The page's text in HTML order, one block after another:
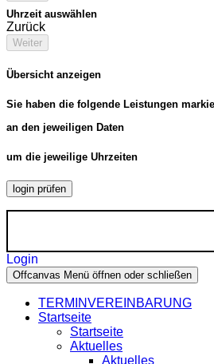
Uhrzeit auswählen
Zurück
Weiter
Übersicht anzeigen
Sie haben die folgende Leistungen
an den jeweiligen Daten
um die jeweilige Uhrzeiten
login prüfen
Login
Offcanvas Menü öffnen oder schließen
TERMINVEREINBARUNG
Startseite
Startseite
Aktuelles
Aktuelles